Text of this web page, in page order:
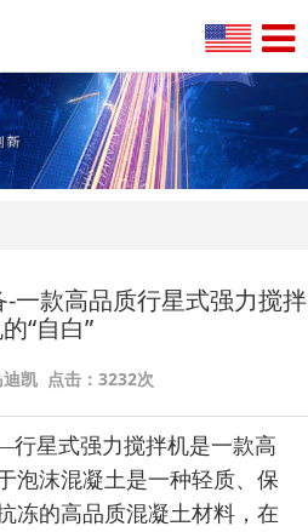
一款高品质行星式强力搅拌
“自白”
凯 点击：3232次
星式强力搅拌机是一款高
泡沫混凝土是一种轻质、保
冻的高品质混凝土材料，在